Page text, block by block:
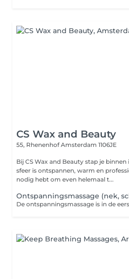
CS Wax and Beauty
55, RhenenhofAmsterdam 1106JE
Bij CS Wax and Beauty stap je
sfeer is ontspannen, warm en professioneel
nodig hebt om even helemaal t...
Ontspanningsmassage (nek,